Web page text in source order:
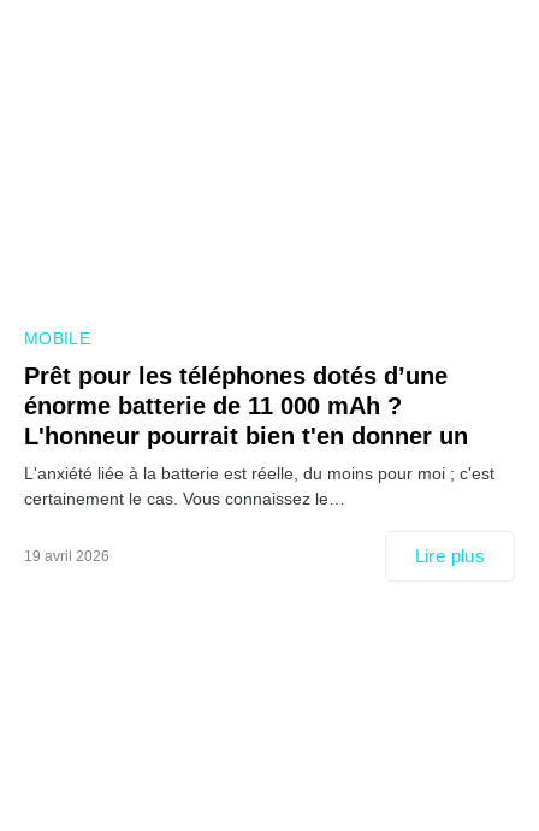
MOBILE
Prêt pour les téléphones dotés d’une
énorme batterie de 11 000 mAh ?
L'honneur pourrait bien t'en donner un
L'anxiété liée à la batterie est réelle, du moins pour moi ; c'est
certainement le cas. Vous connaissez le…
19 avril 2026 Lire plus